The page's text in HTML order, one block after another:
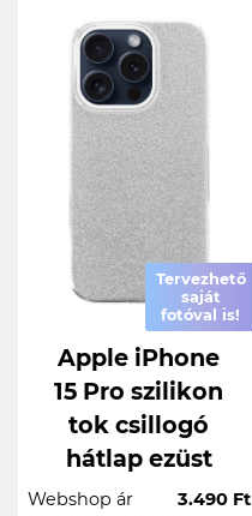
Tervezhető
saját
fotóval is!
Apple iPhone
15 Pro szilikon
tok csillogó
hátlap ezüst
Webshop ár
3.490 Ft